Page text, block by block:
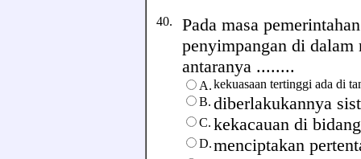
40. Pada masa
penyimpangan di dalam
antaranya ........
A.kekuasaan tertinggi ada di
B. diberlakukannya
C. kekacauan di
D.menciptakan